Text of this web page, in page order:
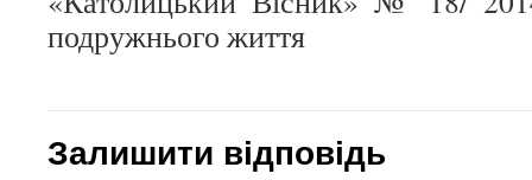
подружнього життя
Залишити відповідь